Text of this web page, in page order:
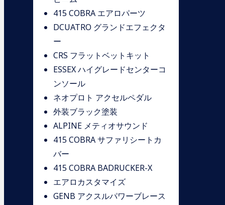
415 COBRA エアロパーツ
DCUATRO グランドエフェクタ
ー
CRS フラットベットキット
ESSEX ハイグレードセンターコ
ンソール
ネオプロト アクセルペダル
外装ブラック塗装
ALPINE メティオサウンド
415 COBRA サファリシートカ
バー
415 COBRA BADRUCKER-X
エアロカスタマイズ
GENB アクスルパワーブレース